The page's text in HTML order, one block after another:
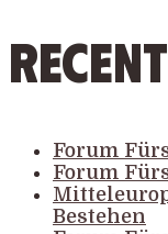
Forum
Forum
Bestehen